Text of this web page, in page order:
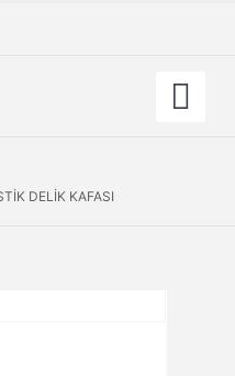
DELIK KAFASI